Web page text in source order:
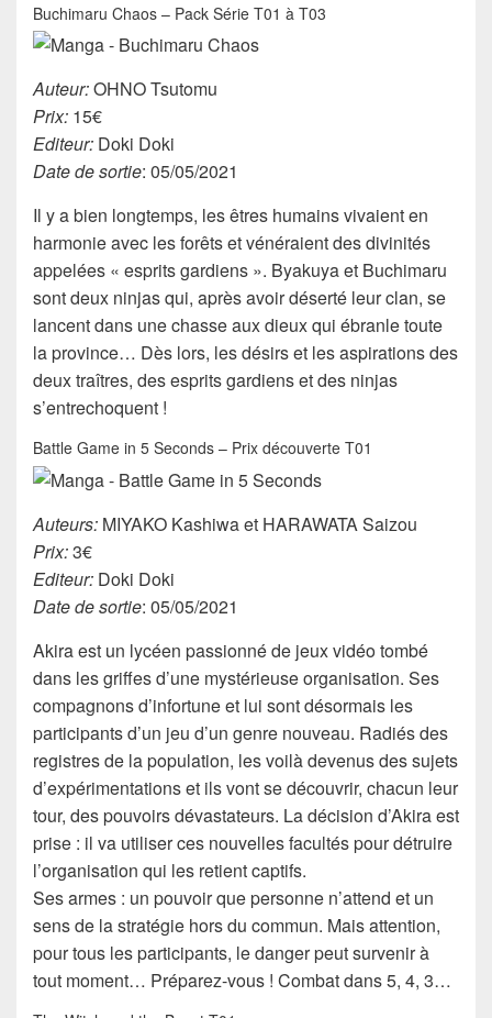
Buchimaru Chaos – Pack Série T01 à T03
Auteur:OHNO Tsutomu
Prix: 15€
Editeur: Doki Doki
Date de sortie: 05/05/2021
Il y a bien longtemps, les êtres humains vivaient en
harmonie avec les forêts et vénéraient des divinités
appelées « esprits gardiens ». Byakuya et Buchimaru
sont deux ninjas qui, après avoir déserté leur clan, se
lancent dans une chasse aux dieux qui ébranle toute
la province… Dès lors, les désirs et les aspirations des
deux traîtres, des esprits gardiens et des ninjas
s’entrechoquent !
Battle Game in 5 Seconds – Prix découverte T01
Auteurs: MIYAKO Kashiwa et HARAWATA Saizou
Prix:3€
Editeur: Doki Doki
Date de sortie: 05/05/2021
Akira est un lycéen passionné de jeux vidéo tombé
dans les griffes d’une mystérieuse organisation. Ses
compagnons d’infortune et lui sont désormais les
participants d’un jeu d’un genre nouveau. Radiés des
registres de la population, les voilà devenus des sujets
d’expérimentations et ils vont se découvrir, chacun leur
tour, des pouvoirs dévastateurs. La décision d’Akira est
prise : il va utiliser ces nouvelles facultés pour détruire
l’organisation qui les retient captifs.
Ses armes : un pouvoir que personne n’attend et un
sens de la stratégie hors du commun. Mais attention,
pour tous les participants, le danger peut survenir à
tout moment… Préparez-vous ! Combat dans 5, 4, 3…